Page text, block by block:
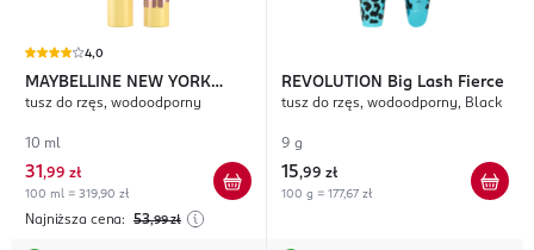
4,0
MAYBELLINE NEW YORK
Colossal Bubble
tusz do rzęs, wodoodporny
10 ml
31 ,99 zł
100 ml = 319,90 zł
Najniższa cena: 53,99 zł
REVOLUTION Big Lash Fierce
tusz do rzęs, wodoodporny, Black
9 g
15,99 zł
100 g = 177,67 zł